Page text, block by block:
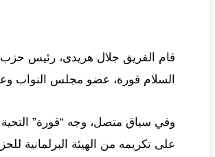
قام الفريق جلال هريدى، رئيس
السلام قورة، عضو مجلس النواب
وفي سياق متصل، وجه “قورة”
على تكريمه من الهيئة البرلمانية